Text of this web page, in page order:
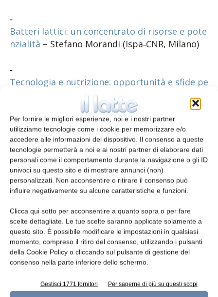
Per fornire le migliori esperienze, noi e i nostri partner
utilizziamo tecnologie come i cookie per memorizzare e/o
accedere alle informazioni del dispositivo. Il consenso a queste
tecnologie permetterà a noi e ai nostri partner di elaborare dati
personali come il comportamento durante la navigazione o gli ID
univoci su questo sito e di mostrare annunci (non)
personalizzati. Non acconsentire o ritirare il consenso può
influire negativamente su alcune caratteristiche e funzioni.
Clicca qui sotto per acconsentire a quanto sopra o per fare
scelte dettagliate. Le tue scelte saranno applicate solamente a
questo sito. È possibile modificare le impostazioni in qualsiasi
momento, compreso il ritiro del consenso, utilizzando i pulsanti
della Cookie Policy o cliccando sul pulsante di gestione del
consenso nella parte inferiore dello schermo.
Gestisci 1771 fornitori Per saperne di più su questi scopi
‐
Batteri lattici: un concentrato di risorse e pote
nzialità – Stefano Morandi (Ispa‐CNR, Milano)
‐
Tecnologia e nutrizione: opportunità e sfide pe
r il settore lattiero‐caseario
De Noni (DeFENS‐UniMI)
‐ La genomica del burro – Pierluigi
Rossi (medico nutrizionista)
‐
Il mercato del Parmigiano Reggiano tra innova
zione e tradizione ‐ A. Bezzi (presidente CFPR)
‐I media fanno male al latte?– Micaela
Cipolla (DIMEVET‐UniMI)
‐ Discussione (moderatore A. Summer ‐ UniPR).